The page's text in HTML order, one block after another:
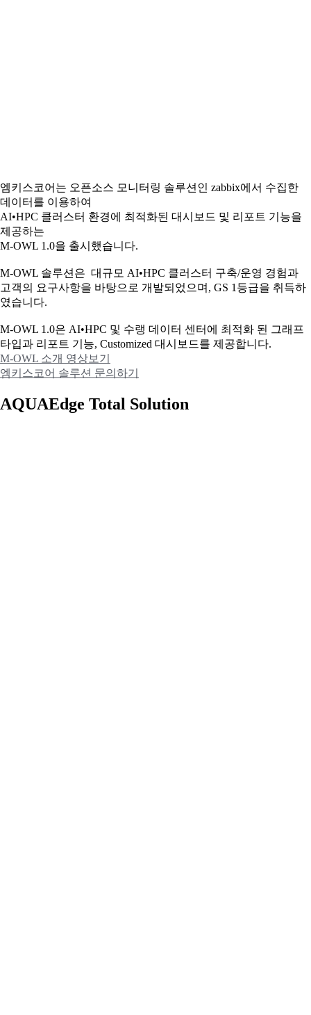
엠키스코어는 오픈소스 모니터링 솔루션인 zabbix에서 수집한
데이터를 이용하여
AI•HPC 클러스터 환경에 최적화된 대시보드 및 리포트 기능을
제공하는
M-OWL 1.0을 출시했습니다.
M-OWL 솔루션은 대규모 AI•HPC 클러스터 구축/운영 경험과
고객의 요구사항을 바탕으로 개발되었으며, GS 1등급을 취득하
였습니다.
M-OWL 1.0은 AI•HPC 및 수랭 데이터 센터에 최적화 된 그래프
타입과 리포트 기능, Customized 대시보드를 제공합니다.
M-OWL 소개 영상보기
엠키스코어 솔루션 문의하기
AQUAEdge Total Solution